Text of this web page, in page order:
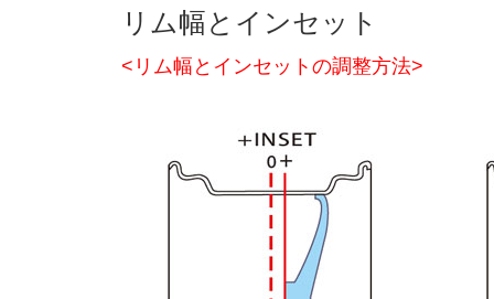
リム幅とインセット
<リム幅とインセットの調整方法>